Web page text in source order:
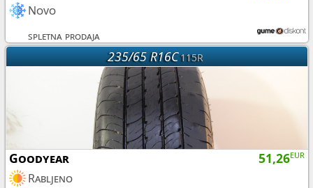
Novo
spletna prodaja
235/65 R16C115R
51,26EUR
Goodyear
Rabljeno